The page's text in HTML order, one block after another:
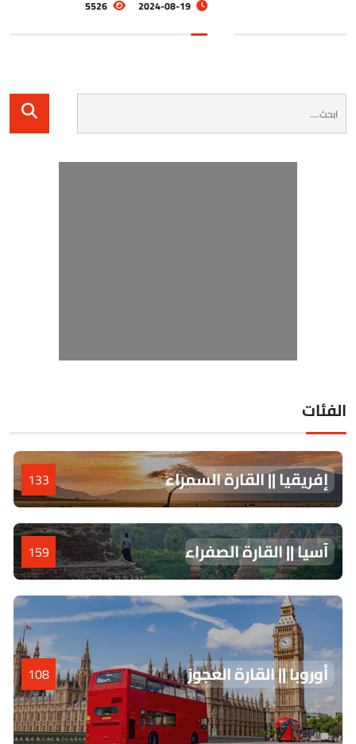
إفريقيا || القارة السمراء 133
آسيا || القارة الصفراء 159
أوروبا || القارة العجوز 108